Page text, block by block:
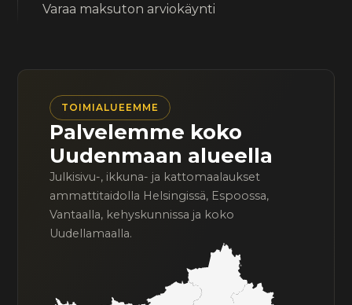
Varaa maksuton arviokäynti
TOIMIALUEEMME
Palvelemme koko
Uudenmaan alueella
Julkisivu-, ikkuna- ja kattomaalaukset
ammattitaidolla Helsingissä, Espoossa,
Vantaalla, kehyskunnissa ja koko
Uudellamaalla.